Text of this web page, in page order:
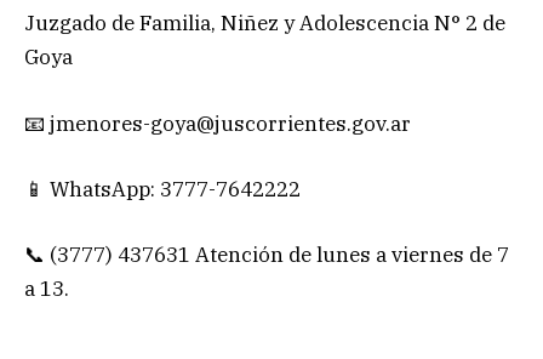
Juzgado de Familia, Niñez y Adolescencia N° 2 de
Goya
📧 jmenores-goya@juscorrientes.gov.ar
📱 WhatsApp: 3777-7642222
📞 (3777) 437631 Atención de lunes a viernes de 7
a 13.